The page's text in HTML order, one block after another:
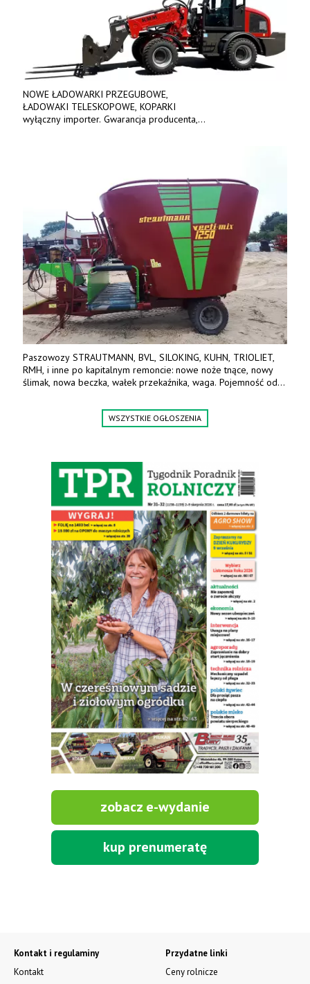
NOWE ŁADOWARKI PRZEGUBOWE,
ŁADOWAKI TELESKOPOWE, KOPARKI
wyłączny importer. Gwarancja producenta,
Paszowozy STRAUTMANN, BVL, SILOKING, KUHN, TRIOLIET,
RMH, i inne po kapitalnym remoncie: nowe noże tnące, nowy
ślimak, nowa beczka, wałek przekaźnika, waga. Pojemność od
Jesteśmy także producentem nowych paszowozów AKSA, woj.
wielkopolskie, koło Konina. Kontakt: 607 405 691.
WSZYSTKIE OGŁOSZENIA
zobacz e-wydanie
kup prenumeratę
Kontakt i regulaminy
Kontakt
Przydatne linki
Ceny rolnicze